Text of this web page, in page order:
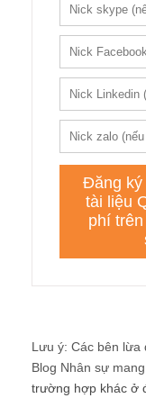
Lưu ý: Các bên lừa
Blog Nhân sự
trường hợp khác ở